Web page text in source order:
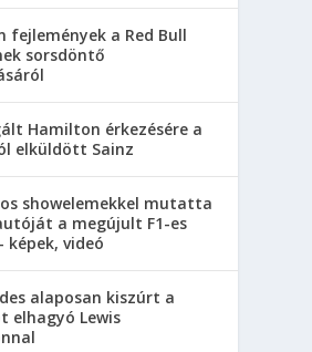
fejlemények a Red Bull
sorsdöntő
Hamilton érkezésére a
elküldött Sainz
showelemekkel mutatta
a megújult F1-es
képek, videó
alaposan kiszúrt a
elhagyó Lewis